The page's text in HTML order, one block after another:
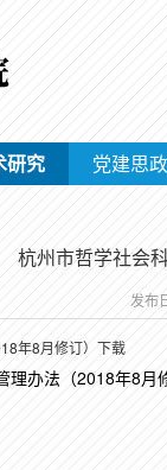
研究 党建思政
杭州市哲学社会
发布
年8月修订）下载
理办法（2018年8月